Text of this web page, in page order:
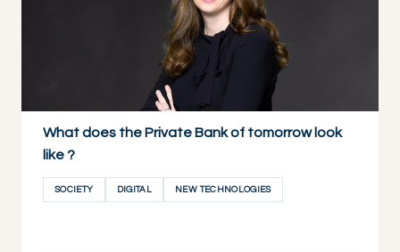
What does the Private Bank of tomorrow look
like ?
SOCIETY DIGITAL NEW TECHNOLOGIES